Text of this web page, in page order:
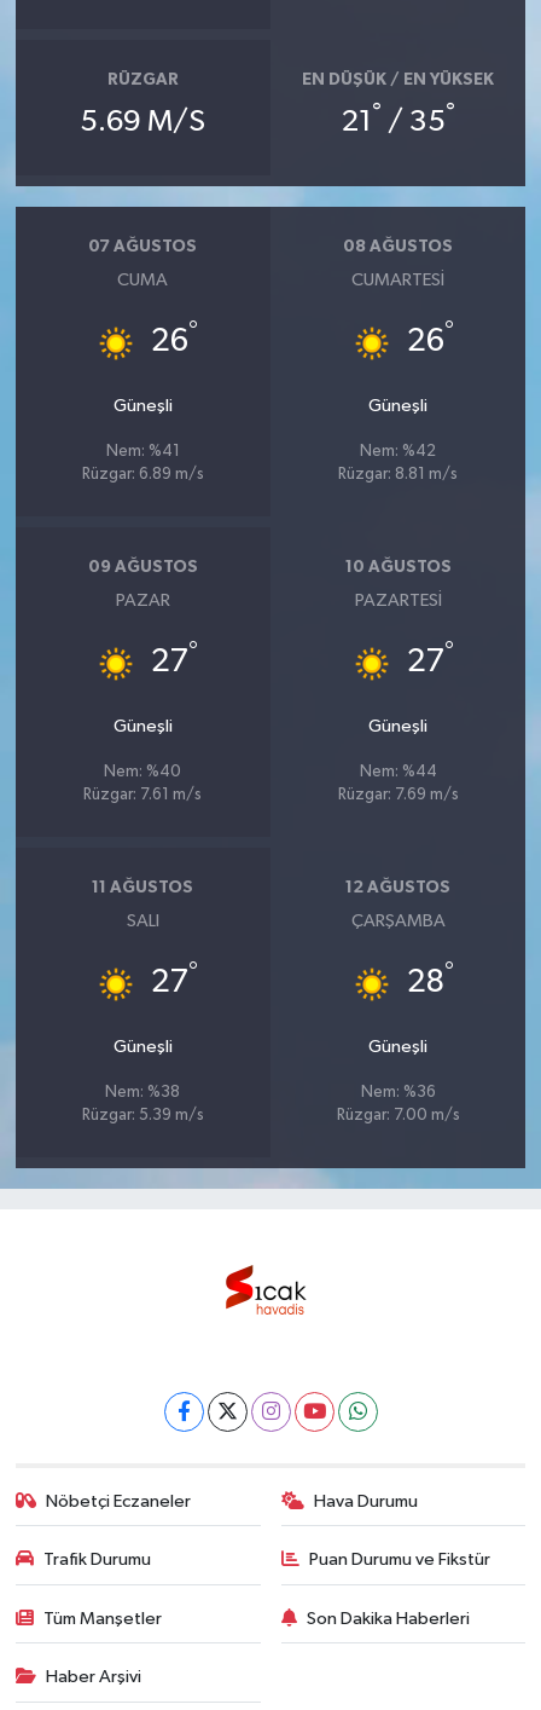
RÜZGAR
5.69 M/S
EN DÜŞÜK / EN YÜKSEK
21 ° / 35°
07 AĞUSTOS
CUMA
26°
Güneşli
Nem: %41
Rüzgar: 6.89 m/s
08 AĞUSTOS
CUMARTESI
26°
Güneşli
Nem: %42
Rüzgar: 8.81 m/s
09 AĞUSTOS
PAZAR
27°
Güneşli
Nem: %40
Rüzgar: 7.61 m/s
10 AĞUSTOS
PAZARTESI
27°
Güneşli
Nem: %44
Rüzgar: 7.69 m/s
11 AĞUSTOS
SALI
27°
Güneşli
Nem: %38
Rüzgar: 5.39 m/s
12 AĞUSTOS
ÇARŞAMBA
28°
Güneşli
Nem: %36
Rüzgar: 7.00 m/s
Nöbetçi Eczaneler Hava Durumu
Trafik Durumu Puan Durumu ve Fikstür
Tüm Manşetler Son Dakika Haberleri
Haber Arşivi